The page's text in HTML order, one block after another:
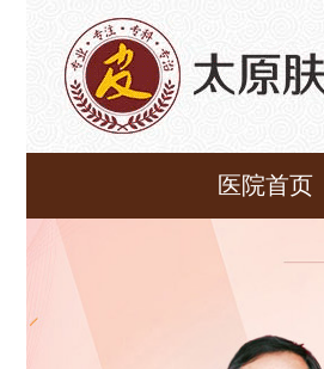
医院首页